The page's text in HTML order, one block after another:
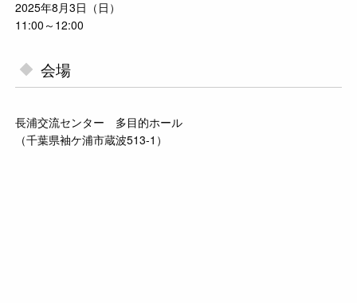
2025年8月3日（日）
11:00～12:00
会場
長浦交流センター 多目的ホール
（千葉県袖ケ浦市蔵波513-1）